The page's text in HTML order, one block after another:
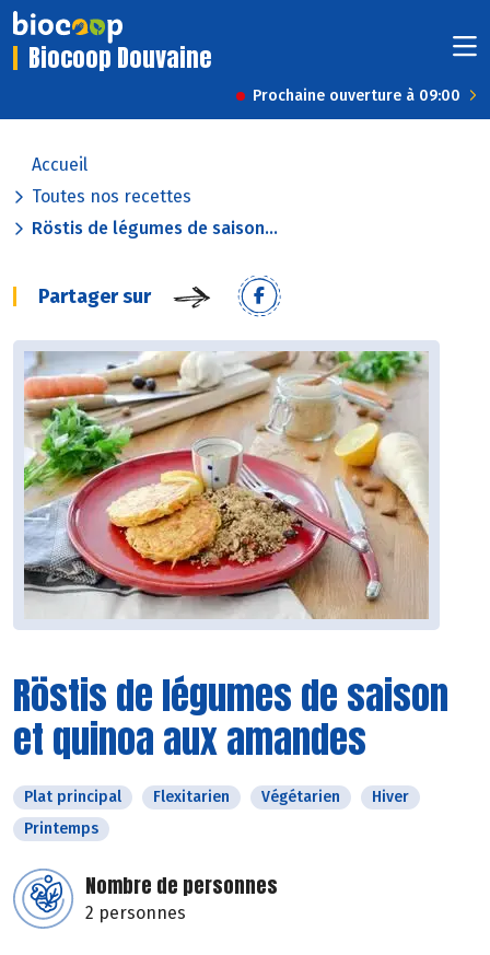
Biocoop Douvaine
Prochaine ouverture à 09:00
Accueil
Toutes nos recettes
Röstis de légumes de saison...
Partager sur
Röstis de légumes de saison
et quinoa aux amandes
Plat principal Flexitarien Végétarien
Hiver
Printemps
Nombre de personnes
2 personnes